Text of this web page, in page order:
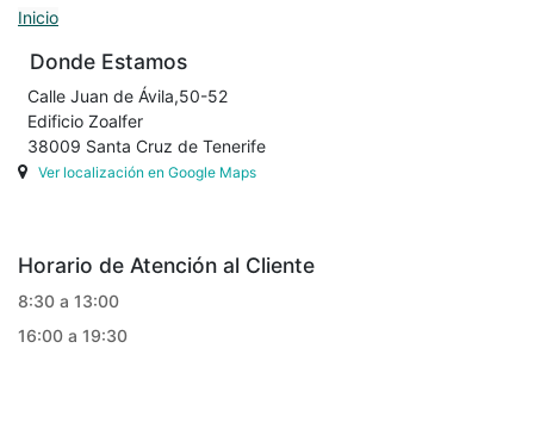
Inicio
Donde Estamos
Calle Juan de Ávila,50-52
Edificio Zoalfer
38009 Santa Cruz de Tenerife
Ver localización en Google Maps
Horario de Atención al Cliente
8:30 a 13:00
16:00 a 19:30